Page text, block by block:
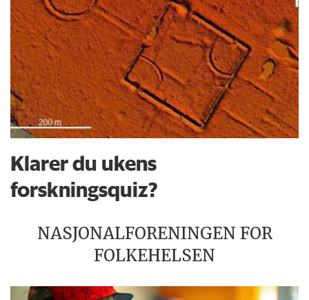
Klarer du ukens
forskningsquiz?
NASJONALFORENINGEN FOR
FOLKEHELSEN